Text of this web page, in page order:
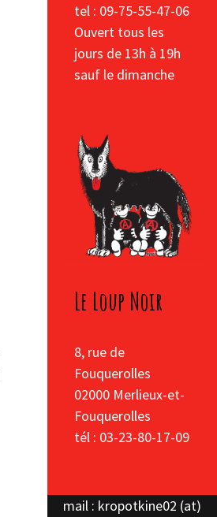
tel : 09-75-55-47-06
Ouvert tous les
jours de 13h à 19h
sauf le dimanche
Le Loup Noir
8, rue de
Fouquerolles
02000 Merlieux-et-
Fouquerolles
tél : 03-23-80-17-09
mail : kropotkine02 (at)